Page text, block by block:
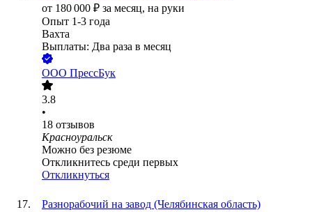
от 180 000 ₽ за месяц, на руки
Опыт 1-3 года
Вахта
Выплаты: Два раза в месяц
ООО ПрессБук
3.8
•
18 отзывов
Красноуральск
Можно без резюме
Откликнитесь среди первых
Откликнуться
Разнорабочий на завод (Челябинская область)